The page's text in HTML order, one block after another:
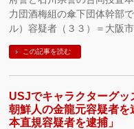
力団酒梅組の傘下団体幹部
ル）容疑者（３３）＝大阪
この記事を読む
USJでキャラクターグッ
朝鮮人の金龍元容疑者
本直規容疑者を逮捕」